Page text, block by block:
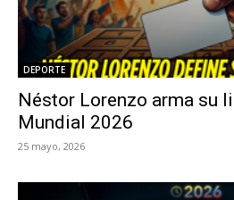
DEPORTE
Néstor Lorenzo arma su
Mundial 2026
25 mayo, 2026